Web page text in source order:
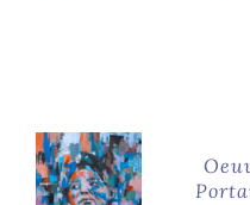
AJOUTER
AU PANIER